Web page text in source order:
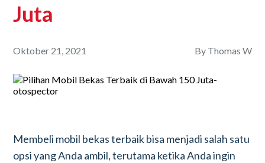
Juta
Oktober 21, 2021 By Thomas W
Membeli mobil bekas terbaik bisa menjadi salah satu
opsi yang Anda ambil, terutama ketika Anda ingin